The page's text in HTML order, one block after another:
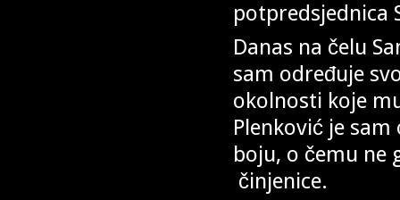
potpredsjednica
Danas na čelu
sam određuje
okolnosti koje
Plenković je
boju, o čemu ne
činjenice.